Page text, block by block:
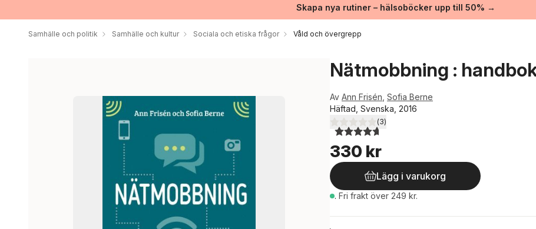
Skapa nya rutiner – hälsoböcker upp till 50% →
Samhälle och politik Samhälle och kultur Sociala och etiska frågor Våld och övergrepp
Nätmobbning :
Av Ann Frisén Sofia Berne
Häftad, Svenska, 2016
4,7utav 5 stjärnor. Totalt antal röster:
(3)
330 kr
Lägg i varukorg
. Fri frakt över 249 kr.